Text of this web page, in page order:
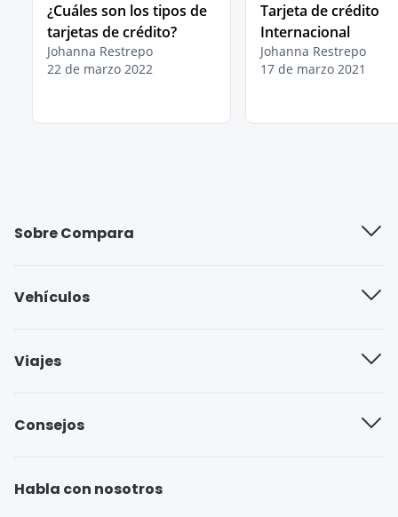
¿Cuáles son los tipos de
tarjetas de crédito?
Johanna Restrepo
22 de marzo 2022
Tarjeta de crédito
Internacional
Johanna Restrepo
17 de marzo 2021
Sobre Compara
Blog
Vehículos
Seguro cobertura básica
Viajes
Seguro de Viaje para Embarazadas
Consejos
Habla con nosotros